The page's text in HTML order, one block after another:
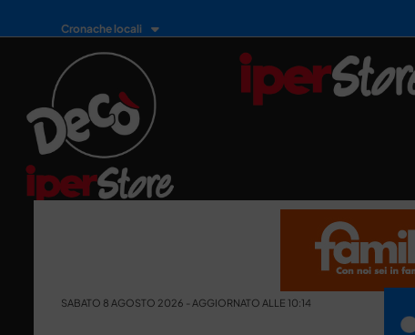
Cronache locali
SABATO 8 AGOSTO 2026 - AGGIORNATO ALLE 10:14